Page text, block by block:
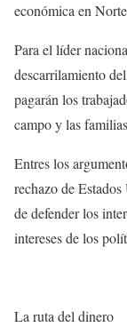
económica en
Para el líder
descarrilamiento
pagarán los
campo y las
Entres los
rechazo de
de defender los
intereses de los
La ruta del dinero